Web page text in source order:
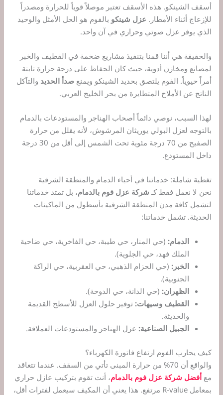
أسقف الشينكو. هذه الأسقف تعتبر موصلاً قوياً للحرارة ومصدراً
للإزعاج أثناء الأمطار. عزل شينكو بالفوم هو الحل الأمثل والوحيد
الذي يوفر عزل صوتي وحراري في آن واحد.
والحقيقة هي أننا قمنا بتنفيذ مشاريع ضخمة في القطيف والخبر
لمصانع ومخازن أدوية، حيث كان الحفاظ على درجة حرارة ثابتة
أمراً حيوياً. الفوم يلتصق بحديد الشينكو ويمنعصدأ الحديد والتآكل
الناتج عن الأملاح المتطايرة من بحر الخليج العربي.
لهذا السبب، نوصي دائماً أصحاب الهناجر والمستودعات بالدمام
بالتوجه لعزل البولي يوريثان المرشوش، لأنه يقلل من حرارة
الصفيح من 70 درجة مئوية تحت الشمس إلى أقل من 30 درجة
داخل المستودع.
تغطية شاملة: خدماتنا في أحياء الدمام والمنطقة الشرقية
نحن لا نعمل فقط كـ شركة عزل فوم بالدمام، بل تمتد خدماتنا
لتشمل كافة مدن المنطقة الشرقية بأسطول من الماكينات
الحديثة. تشمل خدماتنا:
الدمام: (حي المنار، حي طيبة، حي الفاخرية، حي ضاحية
الملك فهد، حي الجلوية).
الخبر: (حي الحزام الذهبي، حي العقربية، حي الراكة
الجنوبية).
الظهران: (حي الدانة، حي الدوحة).
القطيف وسيهات: توفير حلول العزل للأسطح القديمة
والحديثة.
الجبيل الصناعية: عزل الهناجر والمستودعات العملاقة.
كيف يحارب الفوم ارتفاع فاتورة الكهرباء؟
والواقع أن 70% من حرارة المبنى تأتي من السقف. عندما تتعاقد
معأفضل شركة عزل فوم بالدمام، أنت تقوم بتركيب عازل حراري
بمعامل R-value مرتفع. هذا يعني أن المكيف سيعمل لفترات أقل،